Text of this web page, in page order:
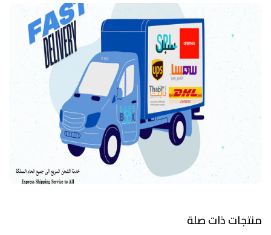
منتجات ذات صلة